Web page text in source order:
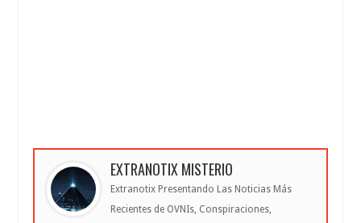
EXTRANOTIX MISTERIO
Extranotix Presentando Las Noticias Más
Recientes de OVNIs, Conspiraciones,